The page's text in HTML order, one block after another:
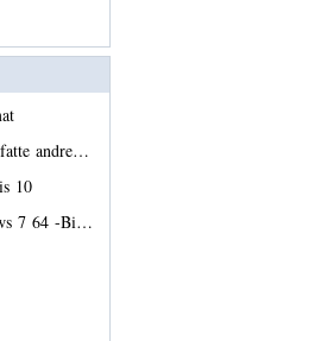
andre…
10
7 64 -Bi…